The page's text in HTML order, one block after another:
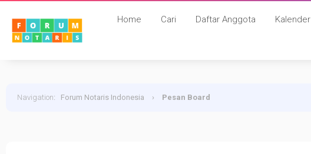
Home Cari Daftar Anggota Kalender
Navigation: Forum Notaris Indonesia › Pesan Board